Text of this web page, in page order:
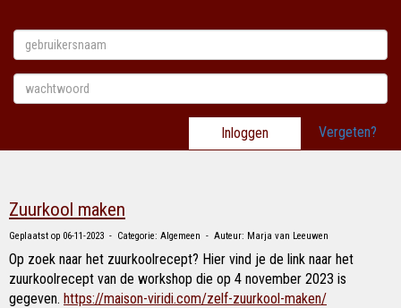
Inloggen Vergeten?
Zuurkool maken
Geplaatst op 06-11-2023 - Categorie: Algemeen - Auteur: Marja van Leeuwen
Op zoek naar het zuurkoolrecept? Hier vind je de link naar het
zuurkoolrecept van de workshop die op 4 november 2023 is
gegeven. https://maison-viridi.com/zelf-zuurkool-maken/